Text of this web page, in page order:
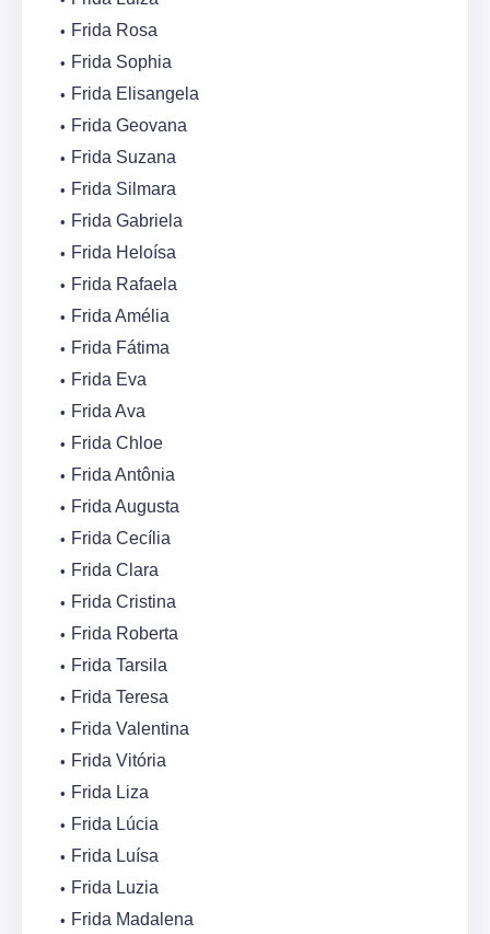
Frida Rosa
Frida Sophia
Frida Elisangela
Frida Geovana
Frida Suzana
Frida Silmara
Frida Gabriela
Frida Heloísa
Frida Rafaela
Frida Amélia
Frida Fátima
Frida Eva
Frida Ava
Frida Chloe
Frida Antônia
Frida Augusta
Frida Cecília
Frida Clara
Frida Cristina
Frida Roberta
Frida Tarsila
Frida Teresa
Frida Valentina
Frida Vitória
Frida Liza
Frida Lúcia
Frida Luísa
Frida Luzia
Frida Madalena